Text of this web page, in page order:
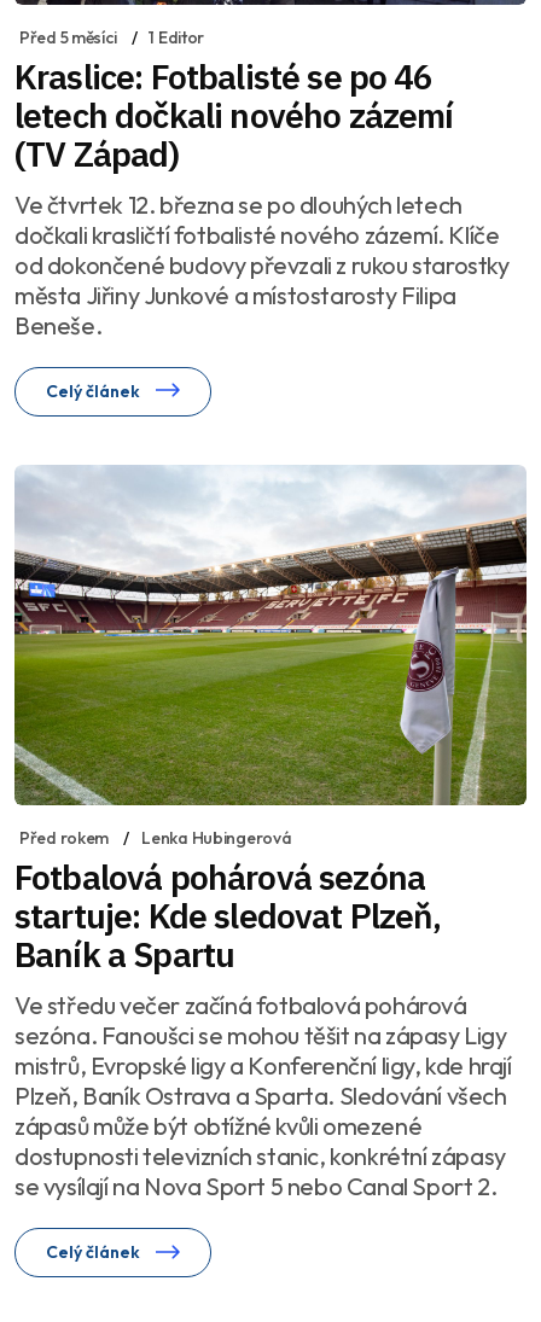
Před 5 měsíci 1 Editor
Kraslice: Fotbalisté se po 46
letech dočkali nového zázemí
(TV Západ)
Ve čtvrtek 12. března se po dlouhých letech
dočkali krasličtí fotbalisté nového zázemí. Klíče
od dokončené budovy převzali z rukou starostky
města Jiřiny Junkové a místostarosty Filipa
Beneše.
Celý článek
Před rokem Lenka Hubingerová
Fotbalová pohárová sezóna
startuje: Kde sledovat Plzeň,
Baník a Spartu
Ve středu večer začíná fotbalová pohárová
sezóna. Fanoušci se mohou těšit na zápasy Ligy
mistrů, Evropské ligy a Konferenční ligy, kde hrají
Plzeň, Baník Ostrava a Sparta. Sledování všech
zápasů může být obtížné kvůli omezené
dostupnosti televizních stanic, konkrétní zápasy
se vysílají na Nova Sport 5 nebo Canal Sport 2.
Celý článek